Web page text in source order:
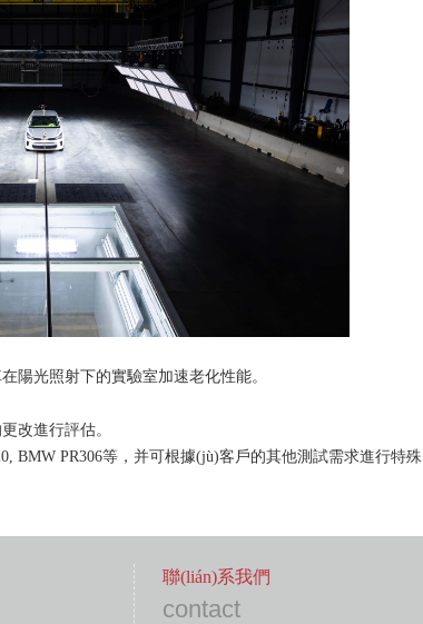
光照射下的實驗室加速老化性能。
改進行評估。
BMW PR306等，并可根據(jù)客戶的其他測試需求進行特殊
聯(lián)系我們
contact